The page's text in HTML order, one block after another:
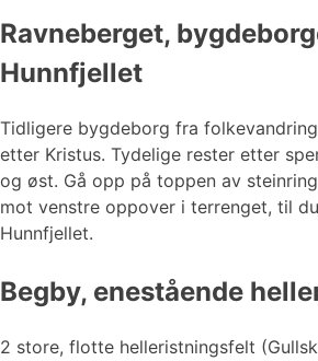
Ravneberget,
Hunnfjellet
Tidligere bygdeborg fra
etter Kristus. Tydelige rester etter
og øst. Gå opp på toppen av
mot venstre oppover i terrenget, til
Hunnfjellet.
Begby, enestående
2 store, flotte helleristningsfelt